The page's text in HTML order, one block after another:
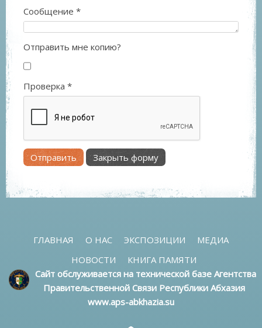
Сообщение *
Отправить мне копию?
Проверка *
Отправить Закрыть форму
ГЛАВНАЯ О НАС ЭКСПОЗИЦИИ
МЕДИА
НОВОСТИ
КНИГА ПАМЯТИ
Сайт обслуживается на технической базе Агентства
Правительственной Связи Республики Абхазия
www.aps-abkhazia.su